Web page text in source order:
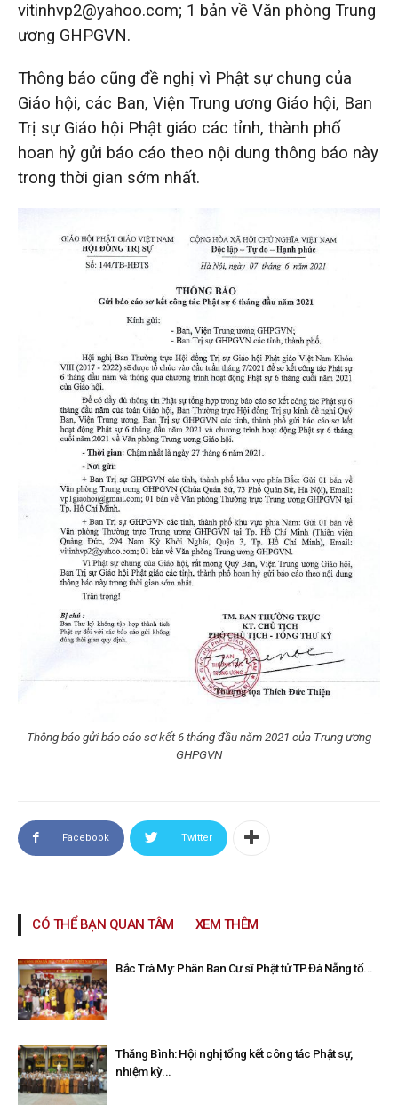
vitinhvp2@yahoo.com; 1 bản về Văn phòng Trung
ương GHPGVN.
Thông báo cũng đề nghị vì Phật sự chung của
Giáo hội, các Ban, Viện Trung ương Giáo hội, Ban
Trị sự Giáo hội Phật giáo các tỉnh, thành phố
hoan hỷ gửi báo cáo theo nội dung thông báo này
trong thời gian sớm nhất.
Thông báo gửi báo cáo sơ kết 6 tháng đầu năm 2021 của Trung ương
GHPGVN
Facebook Twitter
CÓ THỂ BẠN QUAN TÂM XEM THÊM
Bắc Trà My: Phân Ban Cư sĩ Phật tử TP.Đà Nẵng tổ...
Thăng Bình: Hội nghị tổng kết công tác Phật sự,
nhiệm kỳ...